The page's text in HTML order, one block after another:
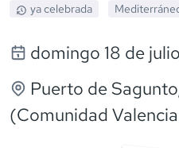
ya celebrada
domingo 18 de
Puerto de Sagunto
(Comunidad